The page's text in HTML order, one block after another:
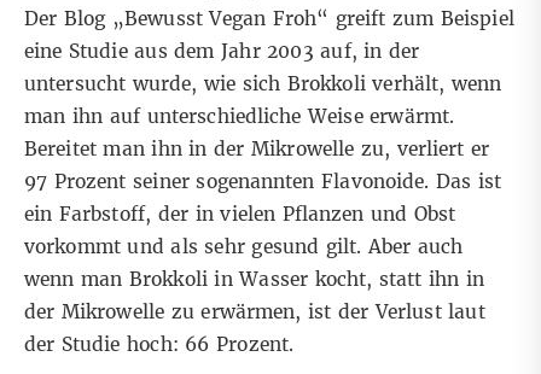
Der Blog „Bewusst Vegan Froh“ greift zum Beispiel
eine Studie aus dem Jahr 2003 auf, in der
untersucht wurde, wie sich Brokkoli verhält, wenn
man ihn auf unterschiedliche Weise erwärmt.
Bereitet man ihn in der Mikrowelle zu, verliert er
97 Prozent seiner sogenannten Flavonoide. Das ist
ein Farbstoff, der in vielen Pflanzen und Obst
vorkommtund als sehr gesund gilt. Aber auch
wenn man Brokkoli in Wasser kocht, statt ihn in
der Mikrowelle zu erwärmen, ist der Verlust laut
der Studie hoch: 66 Prozent.